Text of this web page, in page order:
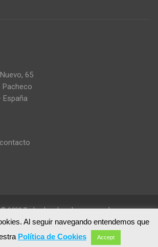
65
Pacheco
España
2022 Todos los derechos reservados
Al seguir navegando entendemos que
Política de Cookies Accept